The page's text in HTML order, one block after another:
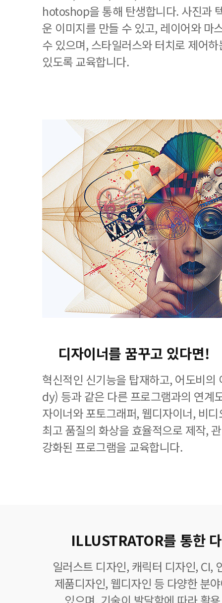
hotoshop을 통해 탄생합니다. 사진과
운 이미지를 만들 수 있고, 레이어와 마
수 있으며, 스타일러스와 터치로 제어
있도록 교육합니다.
디자이너를 꿈꾸고 있다면!
혁신적인 신기능을 탑재하고, 어도비
dy) 등과 같은 다른 프로그램과의 연계
자이너와 포토그래퍼, 웹디자이너, 비
최고 품질의 화상을 효율적으로 제작,
강화된 프로그램을 교육합니다.
ILLUSTRATOR를 통한
일러스트 디자인, 캐릭터 디자인, CI,
제품디자인, 웹디자인 등 다양한 분